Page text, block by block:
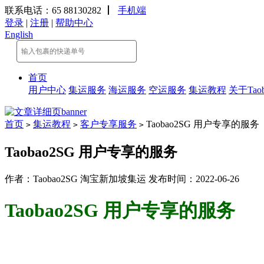
联系电话：65 88130282
手机端
登录 | 注册 | 帮助中心
English
首页
用户中心 集运服务 海运服务 空运服务 集运教程 关于
首页 > 集运教程 > 客户专享服务 > Taobao2SG 用户专享的服务
Taobao2SG 用户专享的服务
作者：Taobao2SG 淘宝新加坡集运 发布时间：2022-06-26
Taobao2SG 用户专享的服务